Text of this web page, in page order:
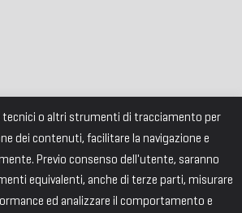
tecnici o altri strumenti di tracciamento per
dei contenuti, facilitare la navigazione e
Previo consenso dell'utente, saranno
equivalenti, anche di terze parti, misurare
ed analizzare il comportamento e